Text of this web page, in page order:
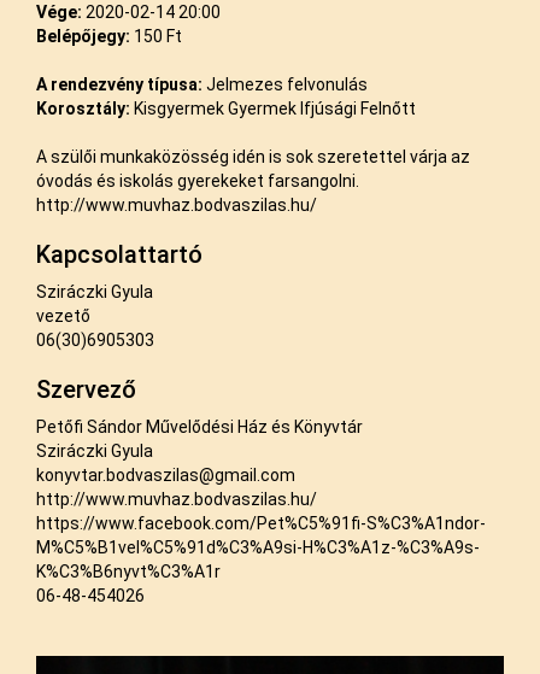
Vége: 2020-02-14 20:00
Belépőjegy: 150 Ft
A rendezvény típusa: Jelmezes felvonulás
Korosztály: Kisgyermek Gyermek Ifjúsági Felnőtt
A szülői munkaközösség idén is sok szeretettel várja az
óvodás és iskolás gyerekeket farsangolni.
http://www.muvhaz.bodvaszilas.hu/
Kapcsolattartó
Sziráczki Gyula
vezető
06(30)6905303
Szervező
Petőfi Sándor Művelődési Ház és Könyvtár
Sziráczki Gyula
konyvtar.bodvaszilas@gmail.com
http://www.muvhaz.bodvaszilas.hu/
https://www.facebook.com/Pet%C5%91fi-S%C3%A1ndor-
M%C5%B1vel%C5%91d%C3%A9si-H%C3%A1z-%C3%A9s-
K%C3%B6nyvt%C3%A1r
06-48-454026